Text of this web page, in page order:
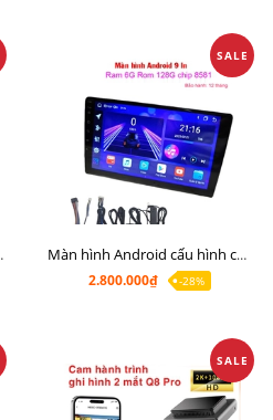
trình kết nối điện thoại
SALE
Màn hình Android cấu hình cao Ram 6G Rom 128G chip 8 nhân 8581
2.800.000₫
-28%
SALE